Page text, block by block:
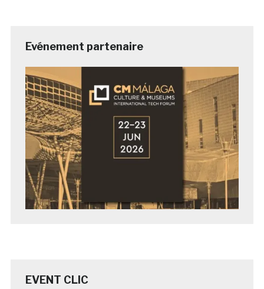
Evénement partenaire
EVENT CLIC